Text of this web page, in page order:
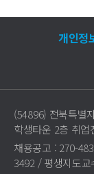
개인정
(54896) 전북특별
학생타운 2층 취업
채용공고 : 270-
3492 / 평생지도